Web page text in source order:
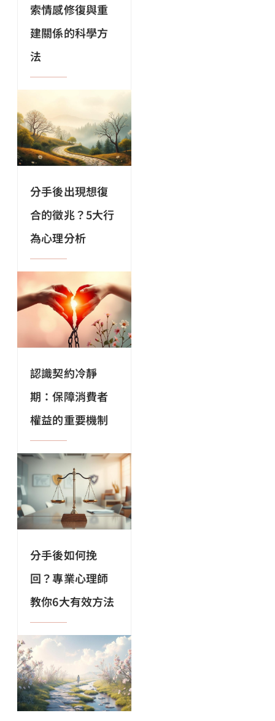
索情感修復與重
建關係的科學方
法
分手後出現想復
合的徵兆？5大行
為心理分析
認識契約冷靜
期：保障消費者
權益的重要機制
分手後如何挽
回？專業心理師
教你6大有效方法